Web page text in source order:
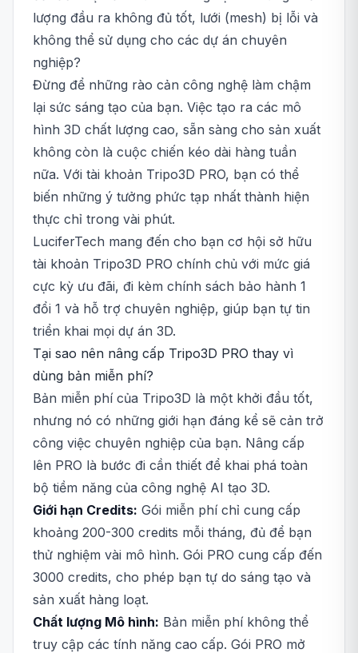
lượng đầu ra không đủ tốt, lưới (mesh) bị lỗi và
không thể sử dụng cho các dự án chuyên
nghiệp?
Đừng để những rào cản công nghệ làm chậm
lại sức sáng tạo của bạn. Việc tạo ra các mô
hình 3D chất lượng cao, sẵn sàng cho sản xuất
không còn là cuộc chiến kéo dài hàng tuần
nữa. Với tài khoản Tripo3D PRO, bạn có thể
biến những ý tưởng phức tạp nhất thành hiện
thực chỉ trong vài phút.
LuciferTech mang đến cho bạn cơ hội sở hữu
tài khoản Tripo3D PRO chính chủ với mức giá
cực kỳ ưu đãi, đi kèm chính sách bảo hành 1
đổi 1 và hỗ trợ chuyên nghiệp, giúp bạn tự tin
triển khai mọi dự án 3D.
Tại sao nên nâng cấp Tripo3D PRO thay vì
dùng bản miễn phí?
Bản miễn phí của Tripo3D là một khởi đầu tốt,
nhưng nó có những giới hạn đáng kể sẽ cản trở
công việc chuyên nghiệp của bạn. Nâng cấp
lên PRO là bước đi cần thiết để khai phá toàn
bộ tiềm năng của công nghệ AI tạo 3D.
Giới hạn Credits: Gói miễn phí chỉ cung cấp
khoảng 200-300 credits mỗi tháng, đủ để bạn
thử nghiệm vài mô hình. Gói PRO cung cấp đến
3000 credits, cho phép bạn tự do sáng tạo và
sản xuất hàng loạt.
Chất lượng Mô hình: Bản miễn phí không thể
truy cập các tính năng cao cấp. Gói PRO mở